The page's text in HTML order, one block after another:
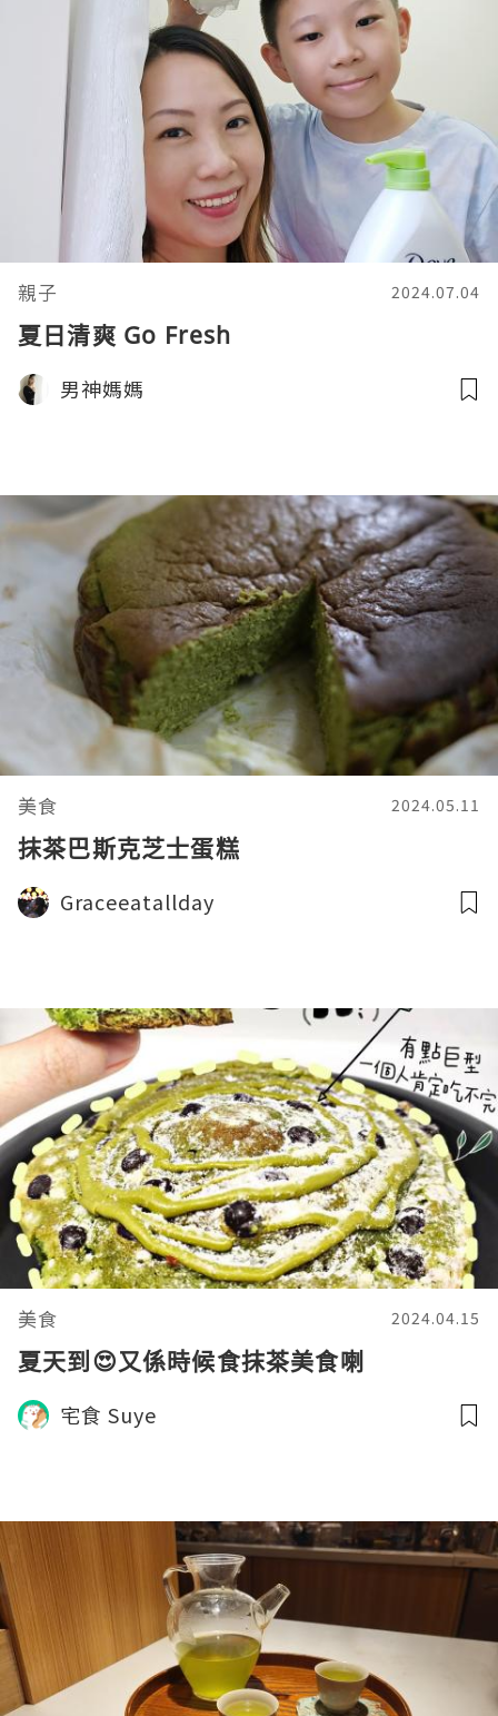
親子 2024.07.04
夏日清爽 Go Fresh
男神媽媽
美食 2024.05.11
抹茶巴斯克芝士蛋糕
Graceeatallday
美食 2024.04.15
夏天到😍又係時候食抹茶美食喇
宅食 Suye